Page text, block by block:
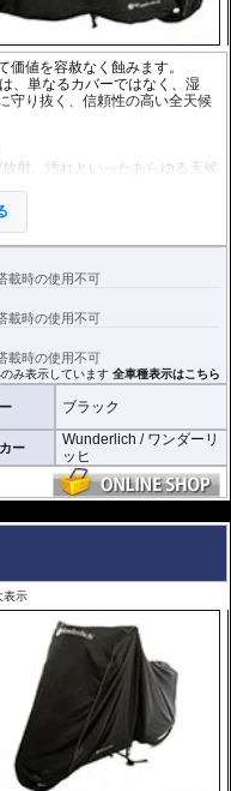
値を容赦なく蝕みます。
、単なるカバーではなく、湿
守り抜く、信頼性の高い全天候
射、汚れといったあらゆる天候
てUV安定性に優れたポリエステ
リースが裏地として施されてい
付けパーツと擦れることなく、
ような天候下でも吹き飛ばさ
います。
上部から簡単にアクセスできる3
調整可能。ケースを装着した
現。
は、強風時でもカバーが飛ばさ
するためのストラップが付属
伸縮性のあるストラップが、バ
載時の使用不可
載時の使用不可
載時の使用不可
のみ表示しています全車種表示はこちら
ブラック
ー
Wunderlich / ワンダーリ
ッヒ
表示